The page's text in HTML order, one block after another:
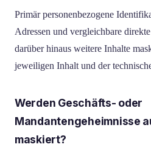
Primär personenbezogene
Adressen und vergleichbare
darüber hinaus weitere Inhalte
jeweiligen Inhalt und der
Werden Geschäfts- oder
Mandantengeheimnisse
maskiert?